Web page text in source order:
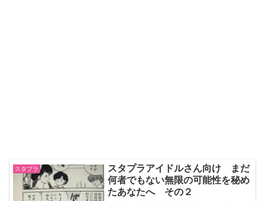
スタプラ
スタプラアイドルさん向け まだ
何者でもない無限の可能性を秘め
たあなたへ その２